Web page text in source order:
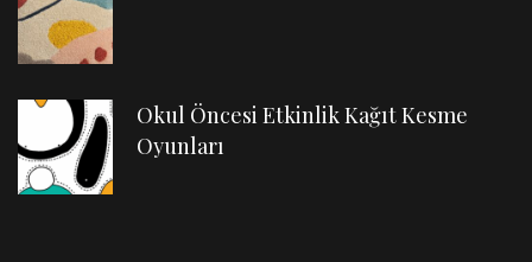
Okul Öncesi Etkinlik Kağıt Kesme
Oyunları